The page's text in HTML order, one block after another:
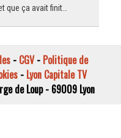
que ça avait finit…
- CGV- Politique de
- Lyon Capitale TV
de Loup - 69009 Lyon